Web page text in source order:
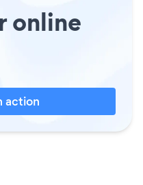
online
action